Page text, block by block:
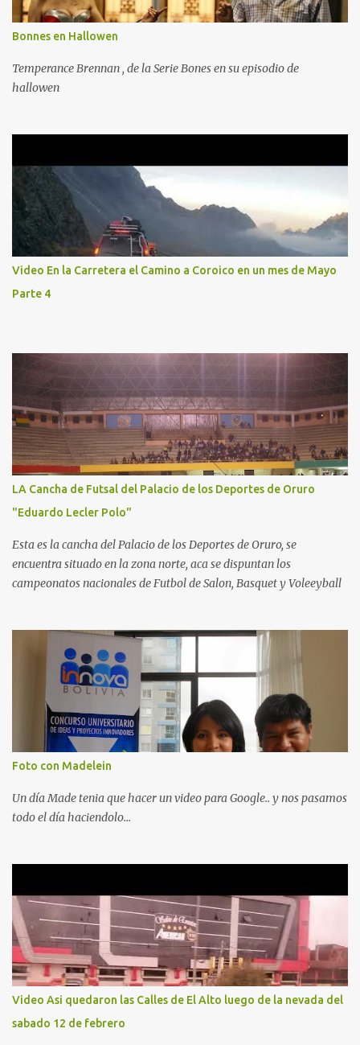
Bonnes en Hallowen
Temperance Brennan , de la Serie Bones en su episodio de
hallowen
Video En la Carretera el Camino a Coroico en un mes de Mayo
Parte 4
LA Cancha de Futsal del Palacio de los Deportes de Oruro
"Eduardo Lecler Polo"
Esta es la cancha del Palacio de los Deportes de Oruro, se
encuentra situado en la zona norte, aca se dispuntan los
campeonatos nacionales de Futbol de Salon, Basquet y Voleeyball
Foto con Madelein
Un día Made tenia que hacer un video para Google.. y nos pasamos
todo el día haciendolo...
Video Asi quedaron las Calles de El Alto luego de la nevada del
sabado 12 de febrero